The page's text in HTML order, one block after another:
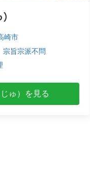
崎市
宗旨宗派不問
ゅ）を見る